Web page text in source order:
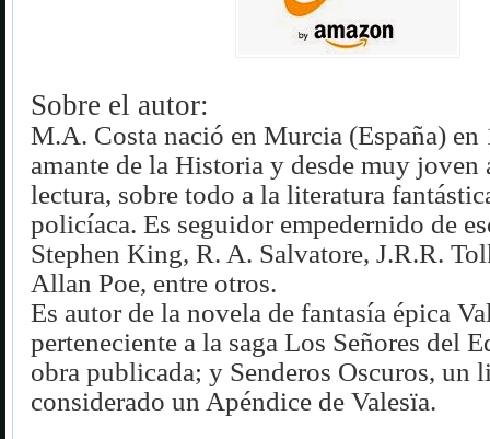
Sobre el autor:
M.A. Costa nació en Murcia (España) en
amante de la Historia y desde muy joven
lectura, sobre todo a la literatura
policíaca. Es seguidor empedernido de
Stephen King, R. A. Salvatore, J.R.R.
Allan Poe, entre otros.
Es autor de la novela de fantasía épica
perteneciente a la saga Los Señores del
obra publicada; y Senderos Oscuros, un
considerado un Apéndice de Valesïa.